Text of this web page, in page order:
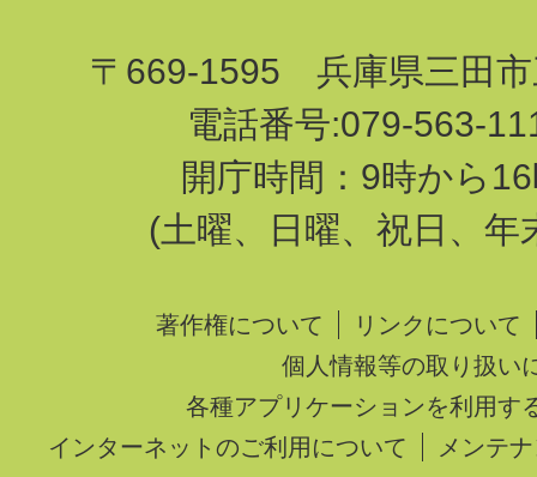
〒669-1595 兵庫県三田市
電話番号:079-563-
開庁時間：9時から
(土曜、日曜、祝日、年
著作権について
リンクについて
個人情報等の取り扱い
各種アプリケーションを利用す
インターネットのご利用について
メンテ